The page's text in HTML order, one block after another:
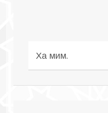
Ха мим.